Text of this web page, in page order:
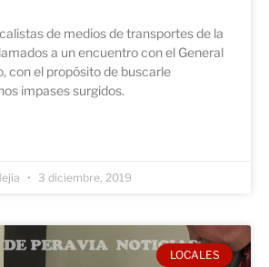
de medios de transportes de la
a un encuentro con el General
con el propósito de buscarle
impases surgidos.
3 diciembre, 2019
LOCALES